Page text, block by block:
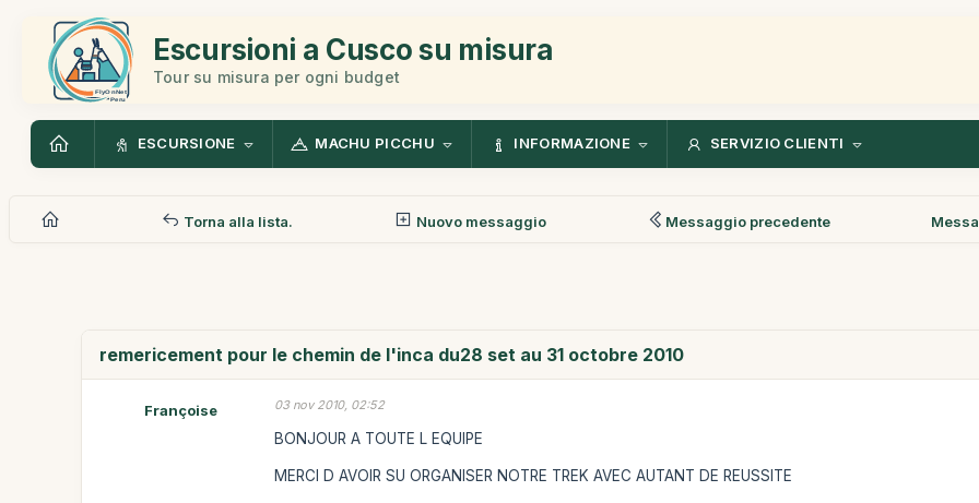
Escursioni a Cusco su misura
Tour su misura per ogni budget
ESCURSIONE MACHU PICCHU INFORMAZIONE SERVIZIO CLIENTI
Torna alla lista. Nuovo messaggio Messaggio precedente
remericement pour le chemin de l'inca du28 set au 31 octobre 2010
Françoise 03 nov 2010, 02:52
BONJOUR A TOUTE L EQUIPE
MERCI D AVOIR SU ORGANISER NOTRE TREK AVEC AUTANT DE REUSSITE